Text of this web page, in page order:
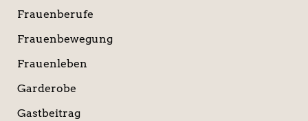
Frauenberufe
Frauenbewegung
Frauenleben
Garderobe
Gastbeitrag